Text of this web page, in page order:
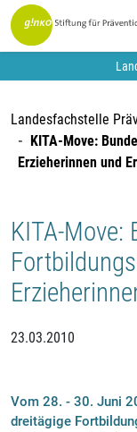
Landesfachstelle
KITA-Move:
Erzieherinnen und
KITA-Move:
23.03.2010
Vom 28. - 30. Juni
dreitägige